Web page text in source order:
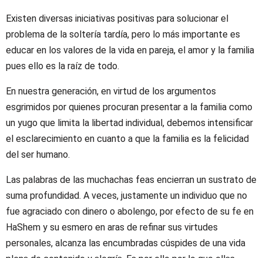
Existen diversas iniciativas positivas para solucionar el
problema de la soltería tardía, pero lo más importante es
educar en los valores de la vida en pareja, el amor y la familia
pues ello es la raíz de todo.
En nuestra generación, en virtud de los argumentos
esgrimidos por quienes procuran presentar a la familia como
un yugo que limita la libertad individual, debemos intensificar
el esclarecimiento en cuanto a que la familia es la felicidad
del ser humano.
Las palabras de las muchachas feas encierran un sustrato de
suma profundidad. A veces, justamente un individuo que no
fue agraciado con dinero o abolengo, por efecto de su fe en
HaShem y su esmero en aras de refinar sus virtudes
personales, alcanza las encumbradas cúspides de una vida